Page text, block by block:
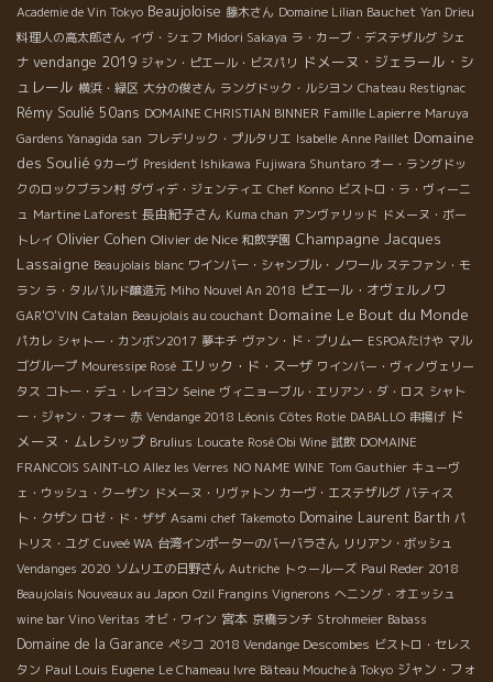
Academie de Vin Tokyo Beaujoloise 藤木さん Domaine Lilian Bauchet Yan Drieu
料理人の高太郎さん イヴ・シェフ Midori Sakaya ラ・カーブ・デステザルグ シェ
ナ vendange 2019 ジャン・ピエール・ビスパリ ドメーヌ・ジェラール・シ
ュレール 横浜・緑区 大分の俊さん ラングドック・ルシヨン Chateau Restignac
Rémy Soulié 50ans DOMAINE CHRISTIAN BINNER Famille Lapierre Maruya
Gardens Yanagida san フレデリック・プルタリエ Isabelle Anne Paillet Domaine
des Soulié 9カーヴ President Ishikawa Fujiwara Shuntaro オー・ラングドッ
クのロックブラン村 ダヴィデ・ジェンティエ Chef Konno ビストロ・ラ・ヴィーニ
ュ Martine Laforest 長由紀子さん Kuma chan アンヴァリッド ドメーヌ・ボー
トレイ Olivier Cohen Olivier de Nice 和飲学園 Champagne Jacques
Lassaigne Beaujolais blanc ワインバー・シャンブル・ノワール ステファン・モ
ラン ラ・タルバルド醸造元 Miho Nouvel An 2018 ピエール・オヴェルノワ
GAR'O'VIN Catalan Beaujolais au couchant Domaine Le Bout du Monde
パカレ シャトー・カンボン2017 夢キチ ヴァン・ド・プリムー ESPOAたけや マル
ゴグループ Mouressipe Rosé エリック・ド・スーザ ワインバー・ヴィノヴェリー
タス コトー・デュ・レイヨン Seine ヴィニョーブル・エリアン・ダ・ロス シャト
ー・ジャン・フォー 赤 Vendange 2018 Léonis Côtes Rotie DABALLO 串揚げ ド
メーヌ・ムレシップ Brulius Loucate Rosé Obi Wine 試飲 DOMAINE
FRANCOIS SAINT-LO Allez les Verres NO NAME WINE Tom Gauthier キューヴ
ェ・ウッシュ・クーザン ドメーヌ・リヴァトン カーヴ・エステザルグ バティス
ト・クザン ロゼ・ド・ザザ Asami chef Takemoto Domaine Laurent Barth パ
トリス・ユグ Cuveé WA 台湾インポーターのバーバラさん リリアン・ボッシュ
Vendanges 2020 ソムリエの日野さん Autriche トゥールーズ Paul Reder 2018
Beaujolais Nouveaux au Japon Ozil Frangins Vignerons へニング・オエッシュ
wine bar Vino Veritas オビ・ワイン 宮本 京橋ランチ Strohmeier Babass
Domaine de la Garance ペシコ 2018 Vendange Descombes ビストロ・セレス
タン Paul Louis Eugene Le Chameau Ivre Bâteau Mouche à Tokyo ジャン・フォ